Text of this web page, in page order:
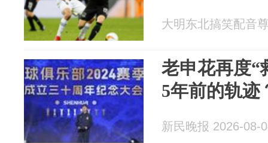
大明东北搞笑配音
老申花再度“
5年前的轨迹
新民晚报 2026-08-